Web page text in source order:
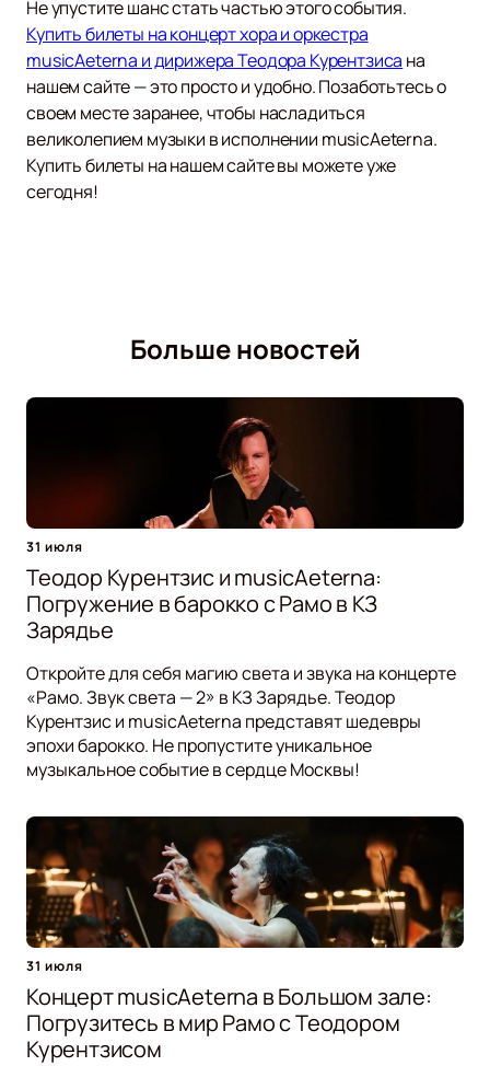
Не упустите шанс стать частью этого события.
Купить билеты на концерт хора и оркестра
musicAeterna и дирижера Теодора Курентзиса на
нашем сайте — это просто и удобно. Позаботьтесь о
своем месте заранее, чтобы насладиться
великолепием музыки в исполнении musicAeterna.
Купить билеты на нашем сайте вы можете уже
сегодня!
Больше новостей
31 июля
Теодор Курентзис и musicAeterna:
Погружение в барокко с Рамо в КЗ
Зарядье
Откройте для себя магию света и звука на концерте
«Рамо. Звук света — 2» в КЗ Зарядье. Теодор
Курентзис и musicAeterna представят шедевры
эпохи барокко. Не пропустите уникальное
музыкальное событие в сердце Москвы!
31 июля
Концерт musicAeterna в Большом зале:
Погрузитесь в мир Рамо с Теодором
Курентзисом